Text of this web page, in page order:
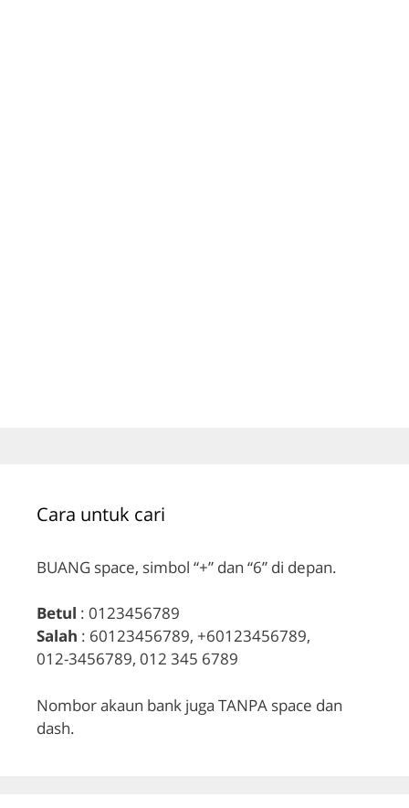
Cara untuk cari
BUANG space, simbol “+” dan “6” di depan.
Betul : 0123456789
Salah : 60123456789, +60123456789,
012-3456789, 012 345 6789
Nombor akaun bank juga TANPA space dan
dash.